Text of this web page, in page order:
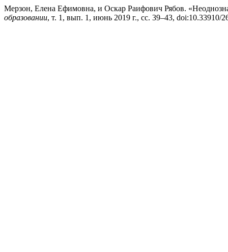
Мерзон, Елена Ефимовна, и Оскар Раифович Рябов.
образовании, т. 1, вып. 1, июнь 2019 г., сс. 39–43, doi:10.33910/